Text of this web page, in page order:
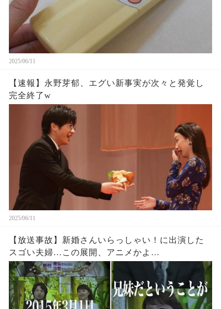
2025/06/11
【速報】永野芽郁、エグい新事実が次々と発覚し
完全終了w
2025/06/11
【放送事故】新婚さんいらっしゃい！に出演した
スゴい夫婦…この展開、アニメかよ…